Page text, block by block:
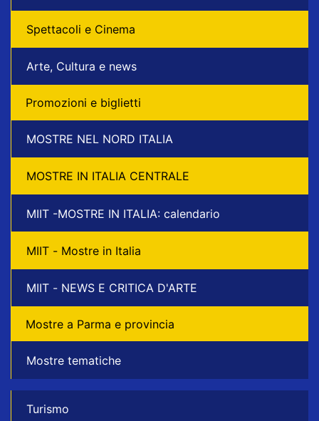
Spettacoli e Cinema
Arte, Cultura e news
Promozioni e biglietti
MOSTRE NEL NORD ITALIA
MOSTRE IN ITALIA CENTRALE
MIIT -MOSTRE IN ITALIA: calendario
MIIT - Mostre in Italia
MIIT - NEWS E CRITICA D'ARTE
Mostre a Parma e provincia
Mostre tematiche
Turismo